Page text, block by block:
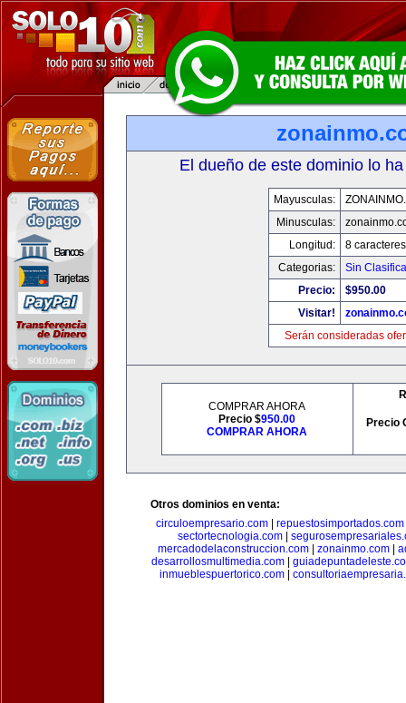
El dueño de este dominio lo
Mayusculas:
Minusculas:
Longitud:
8 caracteres
Categorias:
Sin
Precio:
$950.00
Visitar!
Serán consideradas
COMPRAR AHORA
Precio $950.00
COMPRAR AHORA
Precio
Otros dominios en venta:
circuloempresario.com| repuestosimportados.com
sectortecnologia.com
mercadodelaconstruccion.com
zonainmo.com
desarrollosmultimedia.com
inmueblespuertorico.com